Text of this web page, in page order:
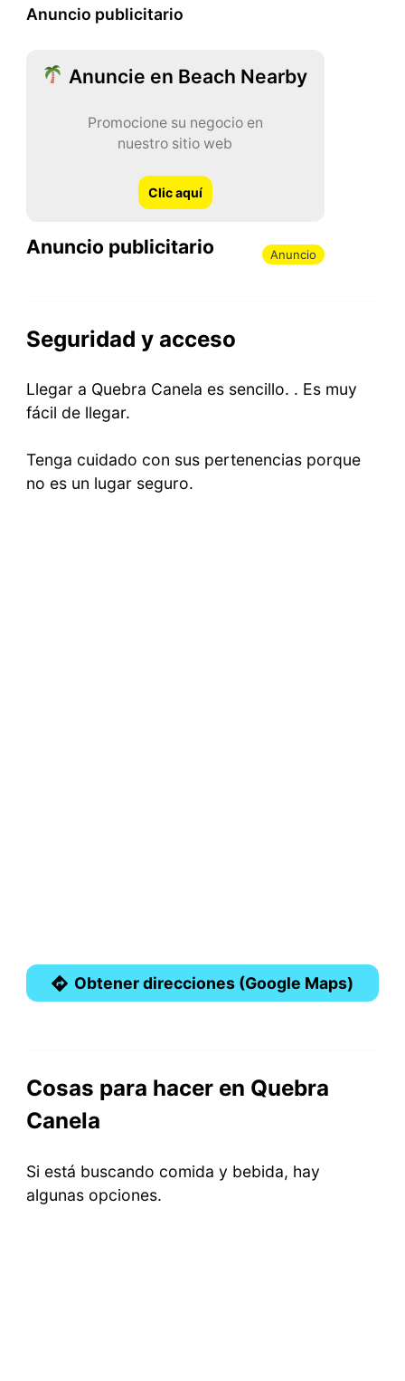
Anuncio publicitario
Anuncie en Beach Nearby
Promocione su negocio en
nuestro sitio web
Clic aquí
Anuncio publicitario Anuncio
Seguridad y acceso
Llegar a Quebra Canela es sencillo. . Es muy
fácil de llegar.
Tenga cuidado con sus pertenencias porque
no es un lugar seguro.
Obtener direcciones (Google Maps)
Cosas para hacer en Quebra
Canela
Si está buscando comida y bebida, hay
algunas opciones.